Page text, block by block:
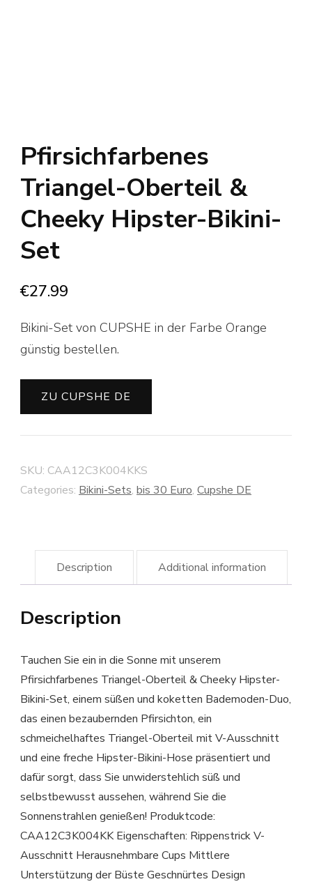
Pfirsichfarbenes
Triangel-Oberteil &
Cheeky Hipster-Bikini-
Set
€27.99
Bikini-Set von CUPSHE in der Farbe Orange
günstig bestellen.
ZU CUPSHE DE
SKU: CAA12C3K004KKS
Categories: Bikini-Sets, bis 30 Euro, Cupshe DE
Description Additional information
Description
Tauchen Sie ein in die Sonne mit unserem
Pfirsichfarbenes Triangel-Oberteil & Cheeky Hipster-
Bikini-Set, einem süßen und koketten Bademoden-Duo,
das einen bezaubernden Pfirsichton, ein
schmeichelhaftes Triangel-Oberteil mit V-Ausschnitt
und eine freche Hipster-Bikini-Hose präsentiert und
dafür sorgt, dass Sie unwiderstehlich süß und
selbstbewusst aussehen, während Sie die
Sonnenstrahlen genießen! Produktcode:
CAA12C3K004KK Eigenschaften: Rippenstrick V-
Ausschnitt Herausnehmbare Cups Mittlere
Unterstützung der Büste Geschnürtes Design